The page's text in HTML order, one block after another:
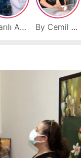
Başarılı Akademisyen Fariz Selimli’ye Profesörlük Ünvanı By Cemil Dondurma Yazın Vazgeçilmez Durağı